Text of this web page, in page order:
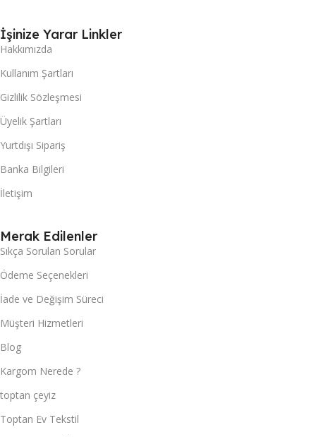
İşinize Yarar Linkler
Hakkımızda
Kullanım Şartları
Gizlilik Sözleşmesi
Üyelik Şartları
Yurtdışı Sipariş
Banka Bilgileri
İletişim
Merak Edilenler
Sıkça Sorulan Sorular
Ödeme Seçenekleri
İade ve Değişim Süreci
Müşteri Hizmetleri
Blog
Kargom Nerede ?
toptan çeyiz
Toptan Ev Tekstil